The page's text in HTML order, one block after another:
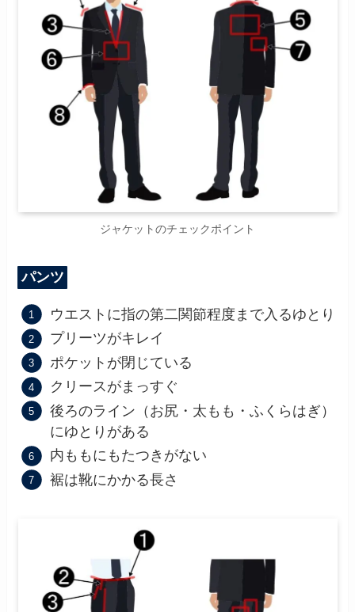
ジャケットのチェックポイント
パンツ
ウエストに指の第二関節程度まで入るゆとり
プリーツがキレイ
ポケットが閉じている
クリースがまっすぐ
後ろのライン（お尻・太もも・ふくらはぎ）
にゆとりがある
内ももにもたつきがない
裾は靴にかかる長さ